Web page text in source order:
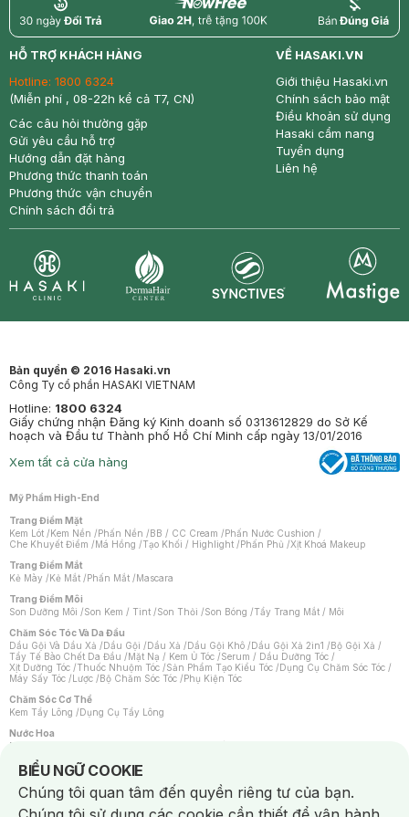
return nowfree price
HỖ TRỢ KHÁCH HÀNG
Hotline: 1800 6324
(Miễn phí , 08-22h kể cả T7, CN)
Các câu hỏi thường gặp
Gửi yêu cầu hỗ trợ
Hướng dẫn đặt hàng
Phương thức thanh toán
Phương thức vận chuyển
Chính sách đổi trả
VỀ HASAKI.VN
Giới thiệu Hasaki.vn
Chính sách bảo mật
Điều khoản sử dụng
Hasaki cẩm nang
Tuyển dụng
Liên hệ
Bản quyền © 2016 Hasaki.vn
Công Ty cổ phần HASAKI VIETNAM
Hotline: 1800 6324
Giấy chứng nhận Đăng ký Kinh doanh số 0313612829 do Sở Kế
hoạch và Đầu tư Thành phố Hồ Chí Minh cấp ngày 13/01/2016
Xem tất cả cửa hàng
Mỹ Phẩm High-End
Trang Điểm Mặt
Kem Lót /Kem Nền /Phấn Nền /BB / CC Cream /Phấn Nước Cushion /
Che Khuyết Điểm /Má Hồng /Tạo Khối / Highlight /Phấn Phủ /Xịt Khoá Makeup
Trang Điểm Mắt
Kẻ Mày /Kẻ Mắt /Phấn Mắt /Mascara
Trang Điểm Môi
Son Dưỡng Môi /Son Kem / Tint /Son Thỏi /Son Bóng /Tẩy Trang Mắt / Môi
Chăm Sóc Tóc Và Da Đầu
Dầu Gội Và Dầu Xả /Dầu Gội /Dầu Xả /Dầu Gội Khô /Dầu Gội Xả 2in1 /Bộ Gội Xả /
Tẩy Tế Bào Chết Da Đầu /Mặt Nạ / Kem Ủ Tóc /Serum / Dầu Dưỡng Tóc /
Xịt Dưỡng Tóc /Thuốc Nhuộm Tóc /Sản Phẩm Tạo Kiểu Tóc /Dụng Cụ Chăm Sóc Tóc /
Máy Sấy Tóc /Lược /Bộ Chăm Sóc Tóc /Phụ Kiện Tóc
Chăm Sóc Cơ Thể
Kem Tẩy Lông /Dụng Cụ Tẩy Lông
Nước Hoa
Nước Hoa Nữ
Chăm Sóc Cá Nhân
Chống Muỗi /Khẩu Trang /Máy Massage/Mặt Nạ Xông Hơi /Nước Rửa Tay/
Sản Phẩm Chăm Sóc Khác /Bàn Chải Đánh Răng /Bàn Chải Điện/
Hỗ Trợ Trắng Răng/Kem Đánh Răng /Máy Tăm Nước/ Nước Súc Miệng/
BIỂU NGỮ COOKIE
Notice about cookies usage
Chúng tôi quan tâm đến quyền riêng tư của bạn.